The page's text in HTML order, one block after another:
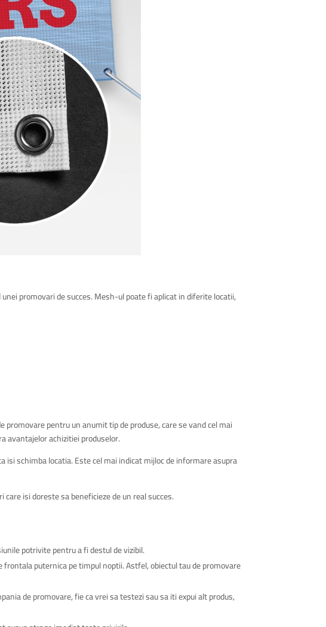
promovari de succes. Mesh-ul poate fi aplicat in diferite locatii,
promovare pentru un anumit tip de produse, care se vand cel mai
avantajelor achizitiei produselor.
isi schimba locatia. Este cel mai indicat mijloc de informare asupra
isi doreste sa beneficieze de un real succes.
potrivite pentru a fi destul de vizibil.
puternica pe timpul noptii. Astfel, obiectul tau de promovare
de promovare, fie ca vrei sa testezi sau sa iti expui alt produs,